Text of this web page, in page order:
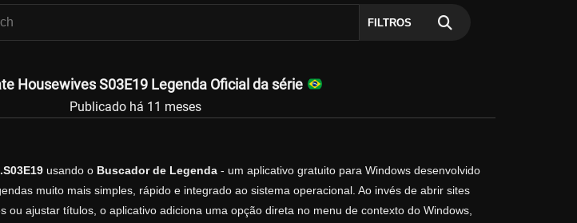
FILTROS
Housewives S03E19 Legenda Oficial da série
Publicado há 11 meses
usando o Buscador de Legenda - um aplicativo gratuito para Windows desenvolvido
muito mais simples, rápido e integrado ao sistema operacional. Ao invés de abrir sites
ou ajustar títulos, o aplicativo adiciona uma opção direta no menu de contexto do Windows,